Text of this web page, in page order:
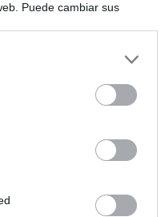
Puede cambiar sus